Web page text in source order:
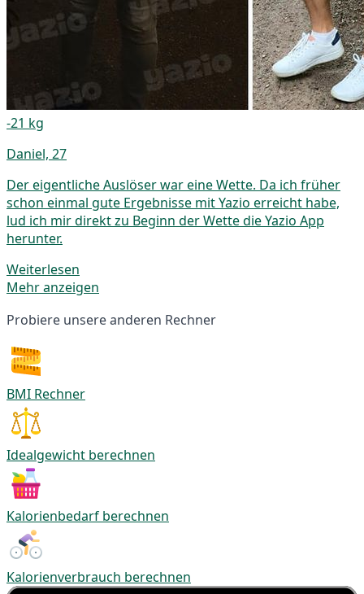
-21 kg
Daniel, 27
Der eigentliche Auslöser war eine Wette. Da ich früher
schon einmal gute Ergebnisse mit Yazio erreicht habe,
lud ich mir direkt zu Beginn der Wette die Yazio App
herunter.
Weiterlesen
Mehr anzeigen
Probiere unsere anderen Rechner
BMI Rechner
Idealgewicht berechnen
Kalorienbedarf berechnen
Kalorienverbrauch berechnen